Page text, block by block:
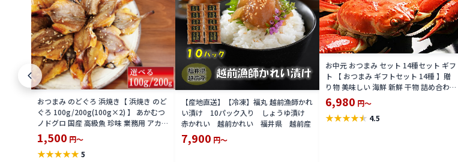
おつまみ のどぐろ 浜焼き【 浜焼き のど
ぐろ 100g/200g(100g×2) 】 あかむつ
ノドグロ 国産 高級魚 珍味 業務用 アカム
ツ チャック付き袋 送料無料 美味 福井 海
鮮 父の日
1,500 円～
★★★★★5
【産地直送】【冷凍】福丸 越前漁師かれ
い漬け 10パック入り しょうゆ漬け
赤かれい 越前かれい 福井県 越前産
7,900 円～
お中元 おつまみ セット 14種セット ギフ
ト 【 おつまみ ギフトセット 14種 】贈
り物 美味しい 海鮮 新鮮 干物 詰め合わせ
セット お酒 つまみ 酒の肴 ホタルイカ 甘
エビ キス イカソーメン スルメイカ ホタ
テ 海鮮 グルメ 箱入り 北陸応援 父の日
6,980 円～
★★★★★ 4.5